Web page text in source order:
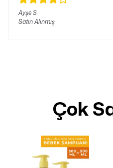
AyşeS.
Satın Alınmış
Çok
Tanıtım, pazarlama vb. amaçlarla
izin veriyorum.
Aydınlatma Metni
'ni